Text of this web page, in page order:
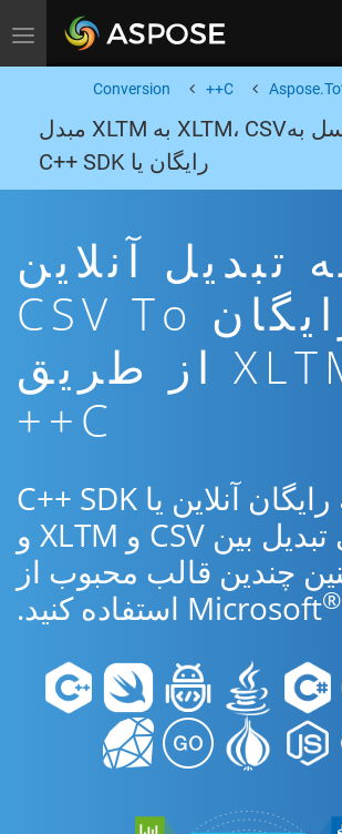
Toggle navigation
C++
Conversion
تبدیل اکسل بهXLTM، CSV به XLTM مبدل
رایگان یا C++ SDK
تبدیل آنلاین
رایگان CSV To
XLTM از طریق
C++
از برنامه رایگان آنلاین یا C++ SDK
برای تبدیل بین CSV و XLTM و
چندین قالب محبوب از
Microsoft®